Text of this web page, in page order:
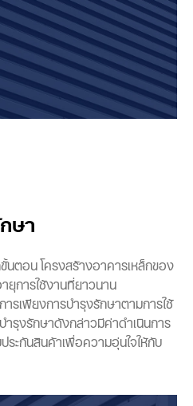
ษา
อน โครงสร้างอาคารเหล็กของ
ยุการใช้งานที่ยาวนาน
รเพียงการบำรุงรักษาตามการใช้
ำรุงรักษาดังกล่าวมีค่าดำเนินการ
ระกันสินค้าเพื่อความอุ่นใจให้กับ